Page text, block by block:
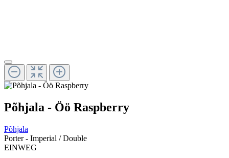
Põhjala - Öö Raspberry
Põhjala
Porter - Imperial / Double
EINWEG